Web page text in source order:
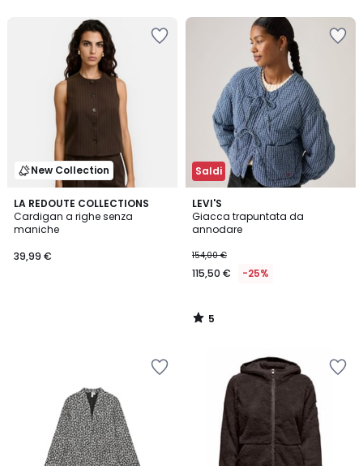
New Collection
LA REDOUTE COLLECTIONS
Cardigan a righe senza
maniche
39,99 €
Saldi
LEVI'S
Giacca trapuntata da
annodare
154,00 €
115,50 € -25%
5
/
5
5
/